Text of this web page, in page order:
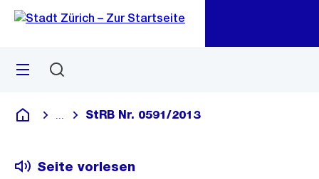
Navigation
Sprunglink
Menü
Deutsch
Blende alle Breadcrumbs ein
StRB Nr. 0591/2013
Seite vorlesen